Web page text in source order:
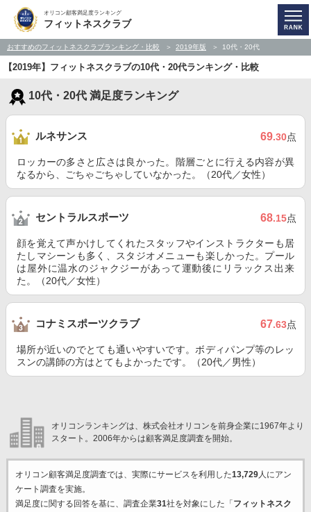
オリコン顧客満足度ランキング
フィットネスクラブ
おすすめのフィットネスクラブランキング・比較 2019年版 10代・20代
【2019年】フィットネスクラブの10代・20代ランキング・比較
10代・20代 満足度ランキング
ルネサンス 69.30点
ロッカーの多さと広さは良かった。階層ごとに行える内容が異
なるから、ごちゃごちゃしていなかった。（20代／女性）
セントラルスポーツ 68.15点
顔を覚えて声かけしてくれたスタッフやインストラクターも居
たしマシーンも多く、スタジオメニューも楽しかった。プール
は屋外に温水のジャクジーがあって運動後にリラックス出来
た。（20代／女性）
コナミスポーツクラブ 67.63点
場所が近いのでとても通いやすいです。ボディパンプ等のレッ
スンの講師の方はとてもよかったです。（20代／男性）
オリコンランキングは、株式会社オリコンを前身企業に1967年より
スタート。2006年からは顧客満足度調査を開始。
オリコン顧客満足度調査では、実際にサービスを利用した13,729人にアン
ケート調査を実施。
満足度に関する回答を基に、調査企業31社を対象にした「 フィットネスク